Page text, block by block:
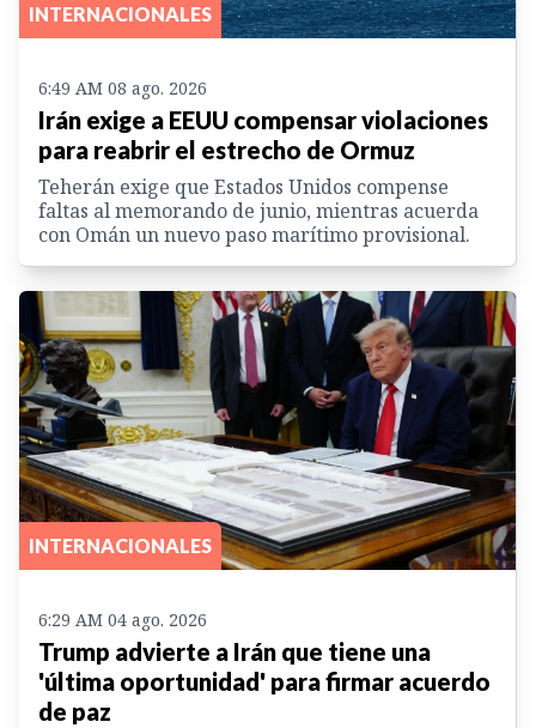
INTERNACIONALES
6:49 AM 08 ago. 2026
Irán exige a EEUU compensar violaciones
para reabrir el estrecho de Ormuz
Teherán exige que Estados Unidos compense
faltas al memorando de junio, mientras acuerda
con Omán un nuevo paso marítimo provisional.
INTERNACIONALES
6:29 AM 04 ago. 2026
Trump advierte a Irán que tiene una
'última oportunidad' para firmar acuerdo
de paz